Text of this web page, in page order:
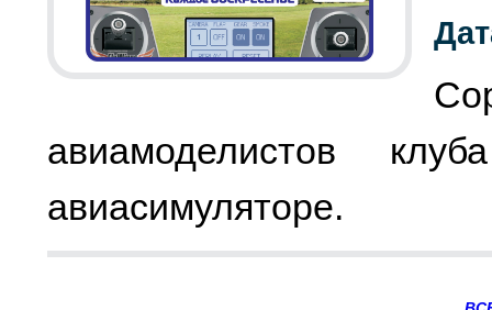
авиамоделистов
авиасимуляторе.